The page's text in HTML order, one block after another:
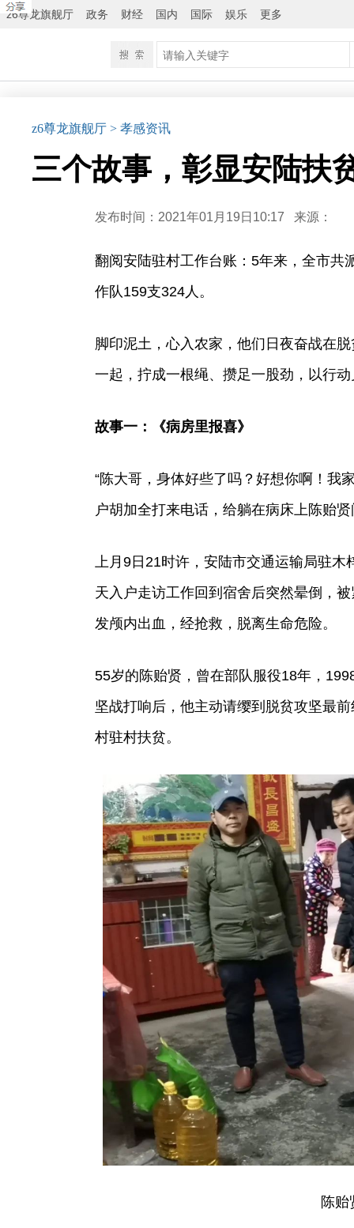
z6尊龙旗舰厅 政务 财经 国内 国际 娱乐 更多
z6尊龙旗舰厅 > 孝感资讯
三个故事，彰显安陆扶
发布时间：2021年01月19日10:17 来源：
翻阅安陆驻村工作台账：5年来，全市共
作队159支324人。
脚印泥土，心入农家，他们日夜奋战在
一起，拧成一根绳、攒足一股劲，以行
故事一：《病房里报喜》
“陈大哥，身体好些了吗？好想你啊！我
户胡加全打来电话，给躺在病床上陈贻
上月9日21时许，安陆市交通运输局驻
天入户走访工作回到宿舍后突然晕倒，
发颅内出血，经抢救，脱离生命危险。
55岁的陈贻贤，曾在部队服役18年，
坚战打响后，他主动请缨到脱贫攻坚最
村驻村扶贫。
陈贻